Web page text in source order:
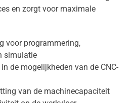
en zorgt voor maximale
voor programmering,
simulatie
de mogelijkheden van de CNC-
van de machinecapaciteit